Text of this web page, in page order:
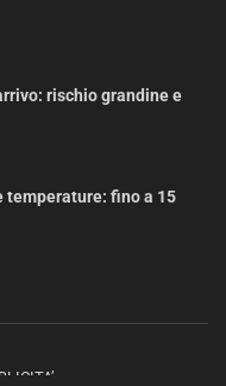
rischio grandine e
temperature: fino a 15